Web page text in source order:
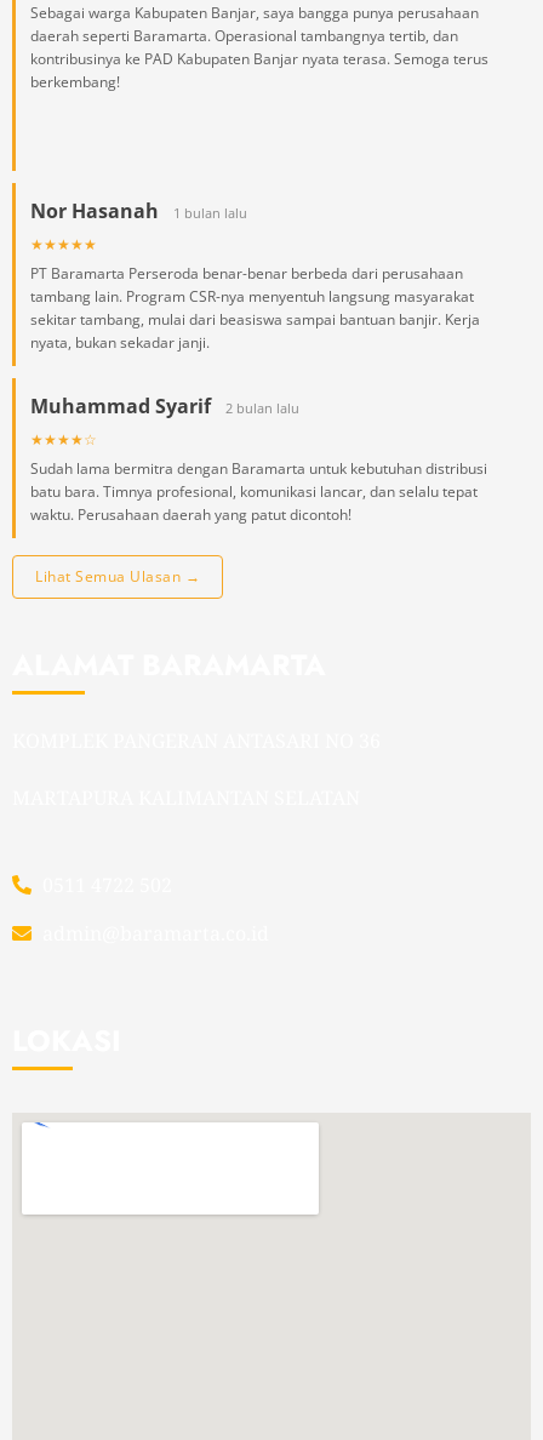
Sebagai warga Kabupaten Banjar, saya bangga punya perusahaan
daerah seperti Baramarta. Operasional tambangnya tertib, dan
kontribusinya ke PAD Kabupaten Banjar nyata terasa. Semoga terus
berkembang!
Nor Hasanah 1 bulan lalu
★★★★★
PT Baramarta Perseroda benar-benar berbeda dari perusahaan
tambang lain. Program CSR-nya menyentuh langsung masyarakat
sekitar tambang, mulai dari beasiswa sampai bantuan banjir. Kerja
nyata, bukan sekadar janji.
Muhammad Syarif 2 bulan lalu
★★★★☆
Sudah lama bermitra dengan Baramarta untuk kebutuhan distribusi
batu bara. Timnya profesional, komunikasi lancar, dan selalu tepat
waktu. Perusahaan daerah yang patut dicontoh!
Lihat Semua Ulasan →